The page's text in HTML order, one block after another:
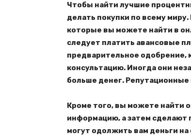
Чтобы найти лучшие
делать покупки по всему
которые вы можете найти в
следует платить авансовые
предварительное одобрение,
консультацию. Иногда они
больше денег.
Кроме того, вы можете найти
информацию, а затем сделают
могут одолжить вам деньги